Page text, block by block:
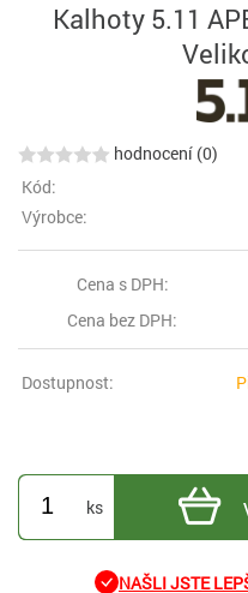
Kalhoty 5.11
hodnocení (0)
Kód:
Výrobce:
Cena s DPH:
Cena bez DPH:
Dostupnost:
ks
NAŠLI JSTE